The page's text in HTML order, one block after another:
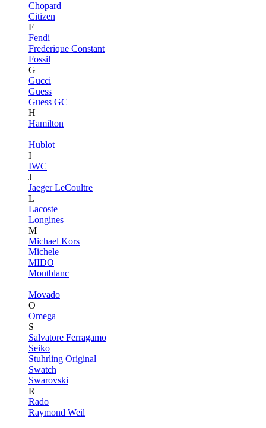
Chopard
Citizen
F
Fendi
Frederique Constant
Fossil
G
Gucci
Guess
Guess GC
H
Hamilton
Hublot
I
IWC
J
Jaeger LeCoultre
L
Lacoste
Longines
M
Michael Kors
Michele
MIDO
Montblanc
Movado
O
Omega
S
Salvatore Ferragamo
Seiko
Stuhrling Original
Swatch
Swarovski
R
Rado
Raymond Weil